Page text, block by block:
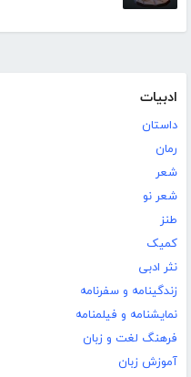
ادبیات
داستان
رمان
شعر
شعر نو
طنز
کمیک
نثر ادبی
زندگینامه و سفرنامه
نمایشنامه و فیلمنامه
فرهنگ لغت و زبان
آموزش زبان